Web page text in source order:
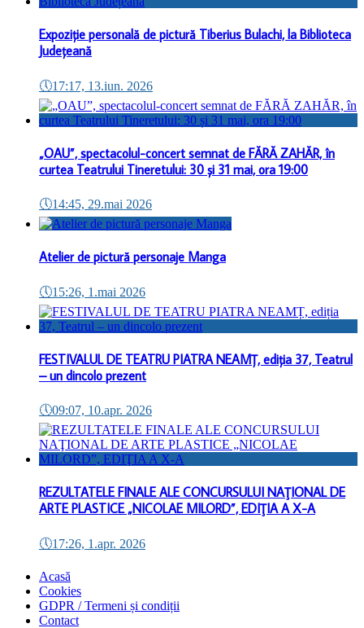
Expoziție personală de pictură Tiberius Bulachi, la Biblioteca
Județeană
🕔17:17, 13.iun. 2026
„OAU”, spectacolul-concert semnat de FĂRĂ ZAHĂR, în
curtea Teatrului Tineretului: 30 și 31 mai, ora 19:00
🕔14:45, 29.mai 2026
Atelier de pictură personaje Manga
🕔15:26, 1.mai 2026
FESTIVALUL DE TEATRU PIATRA NEAMȚ, ediția 37, Teatrul
– un dincolo prezent
🕔09:07, 10.apr. 2026
REZULTATELE FINALE ALE CONCURSULUI NAŢIONAL DE
ARTE PLASTICE „NICOLAE MILORD”, EDIŢIA A X-A
🕔17:26, 1.apr. 2026
Acasă
Cookies
GDPR / Termeni și condiții
Contact